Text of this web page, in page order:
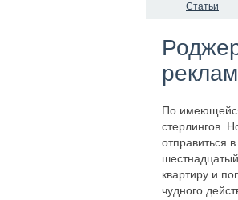
Статьи
По
стерлингов.
отправиться
квартиру и
чудного